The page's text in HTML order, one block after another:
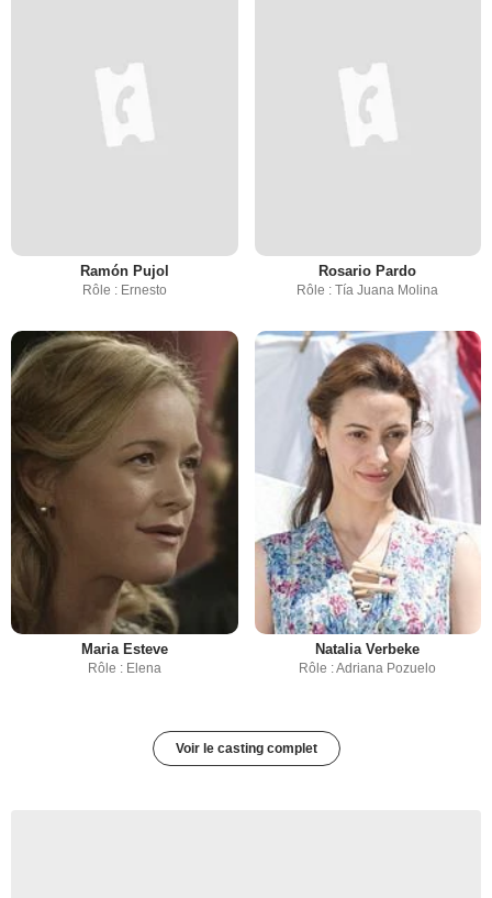
Ramón Pujol
Rôle : Ernesto
Rosario Pardo
Rôle : Tía Juana Molina
Maria Esteve
Rôle : Elena
Natalia Verbeke
Rôle : Adriana Pozuelo
Voir le casting complet